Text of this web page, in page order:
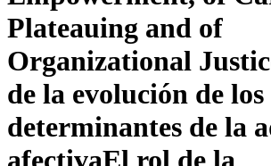
Plateauing and of
Organizational
de la evolución de los
determinantes de la